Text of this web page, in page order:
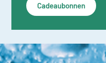
Cadeaubonnen